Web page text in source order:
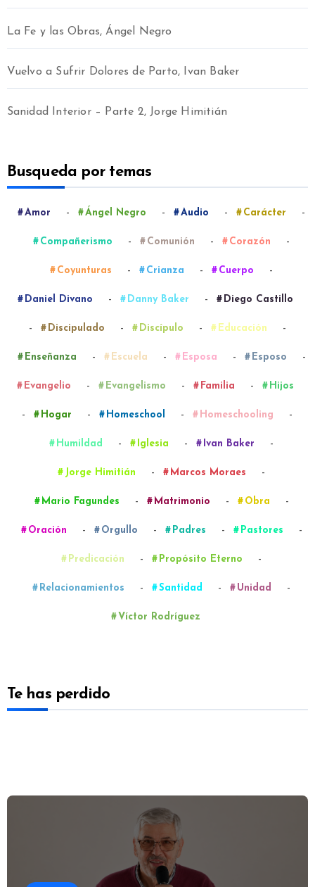
La Fe y las Obras, Ángel Negro
Vuelvo a Sufrir Dolores de Parto, Ivan Baker
Sanidad Interior – Parte 2, Jorge Himitián
Busqueda por temas
Amor - Ángel Negro - Audio - Carácter -
Compañerismo - Comunión - Corazón -
Coyunturas - Crianza - Cuerpo -
Daniel Divano - Danny Baker - Diego Castillo
- Discipulado - Discípulo - Educación -
Enseñanza - Escuela - Esposa - Esposo -
Evangelio - Evangelismo - Familia - Hijos
- Hogar - Homeschool - Homeschooling -
Humildad - Iglesia - Ivan Baker -
Jorge Himitián - Marcos Moraes -
Mario Fagundes - Matrimonio - Obra -
Oración - Orgullo - Padres - Pastores -
Predicación - Propósito Eterno -
Relacionamientos - Santidad - Unidad -
Víctor Rodríguez
Te has perdido